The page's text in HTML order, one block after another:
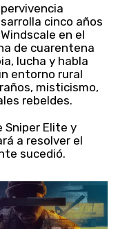
cinco años
en el
de cuarentena
lucha y habla
entorno rural
misticismo,
rebeldes.
Sniper Elite y
a resolver el
sucedió.